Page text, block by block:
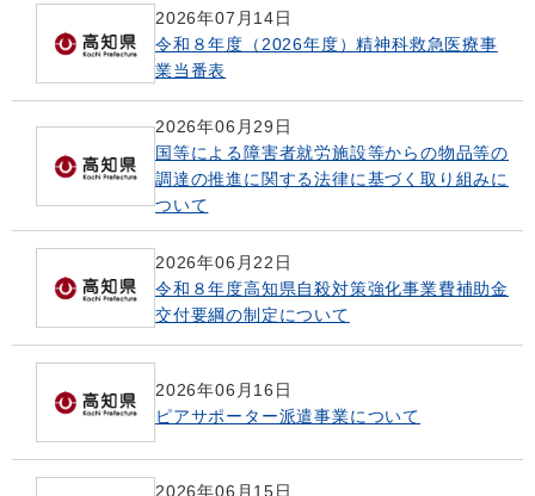
2026年07月14日
令和８年度（2026年度）精神科救急医療事
業当番表
2026年06月29日
国等による障害者就労施設等からの物品等の
調達の推進に関する法律に基づく取り組みに
ついて
2026年06月22日
令和８年度高知県自殺対策強化事業費補助金
交付要綱の制定について
2026年06月16日
ピアサポーター派遣事業について
2026年06月15日